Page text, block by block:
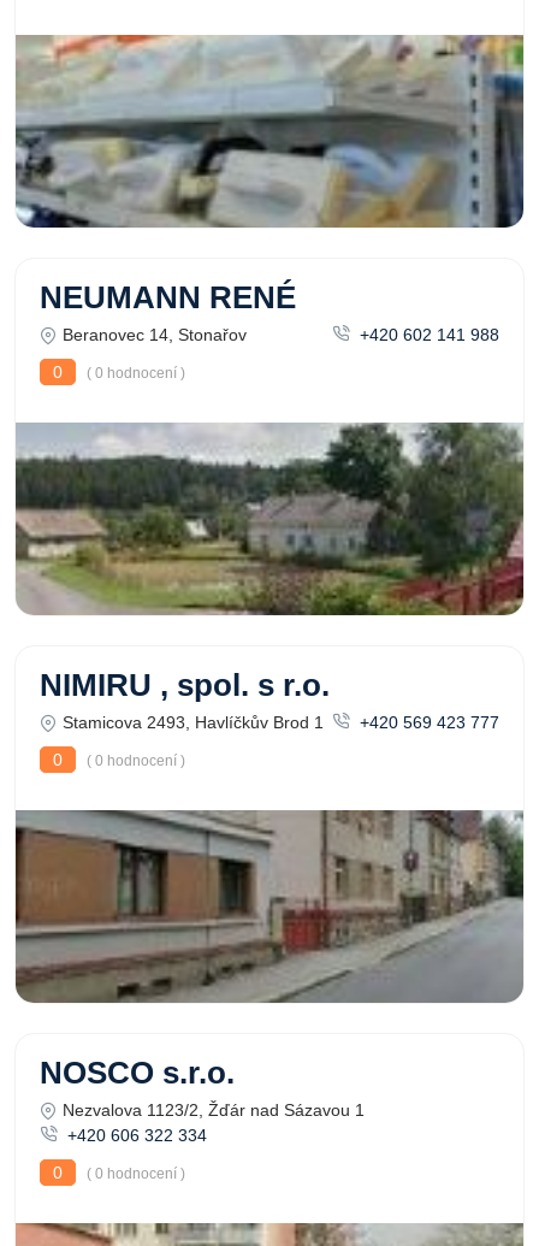
NEUMANN RENÉ
Beranovec 14, Stonařov
+420 602 141 988
0
( 0 hodnocení )
NIMIRU , spol. s r.o.
Stamicova 2493, Havlíčkův Brod 1
+420 569 423 777
0
( 0 hodnocení )
NOSCO s.r.o.
Nezvalova 1123/2, Žďár nad Sázavou 1
+420 606 322 334
0
( 0 hodnocení )